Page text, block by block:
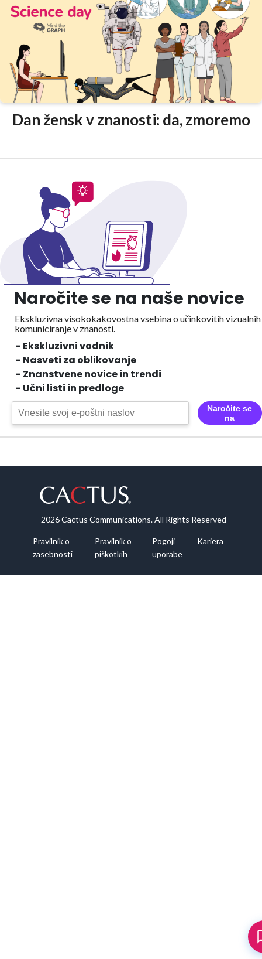
Dan žensk v znanosti: da, zmoremo
Naročite se na naše novice
Ekskluzivna visokokakovostna vsebina o učinkovitih vizualnih
komuniciranje v znanosti.
- Ekskluzivni vodnik
- Nasveti za oblikovanje
- Znanstvene novice in trendi
- Učni listi in predloge
Naročite se
na
2026 Cactus Communications. All Rights Reserved
Pravilnik o
zasebnosti
Pravilnik o
piškotkih
Pogoji
uporabe
Kariera